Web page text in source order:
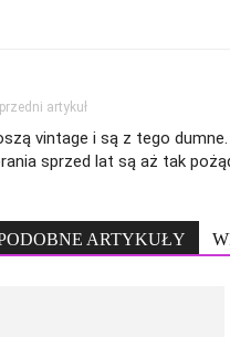
artykuł
vintage i są z tego
sprzed lat są aż tak
ARTYKUŁY